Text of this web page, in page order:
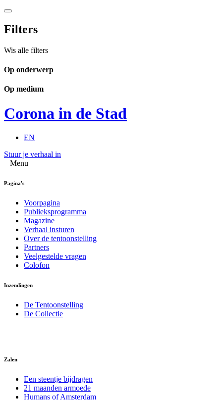
Filters
Wis alle filters
Op onderwerp
Op medium
Corona in de Stad
EN
Stuur je verhaal in
Menu
Pagina's
Voorpagina
Publieksprogramma
Magazine
Verhaal insturen
Over de tentoonstelling
Partners
Veelgestelde vragen
Colofon
Inzendingen
De Tentoonstelling
De Collectie
Zalen
Een steentje bijdragen
21 maanden armoede
Humans of Amsterdam